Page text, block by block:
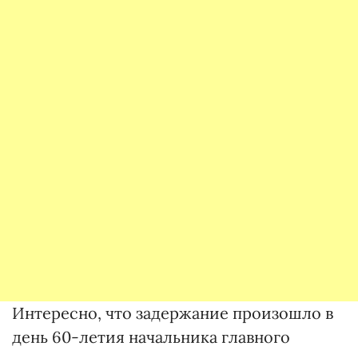
Интересно, что задержание произошло в
день 60-летия начальника главного